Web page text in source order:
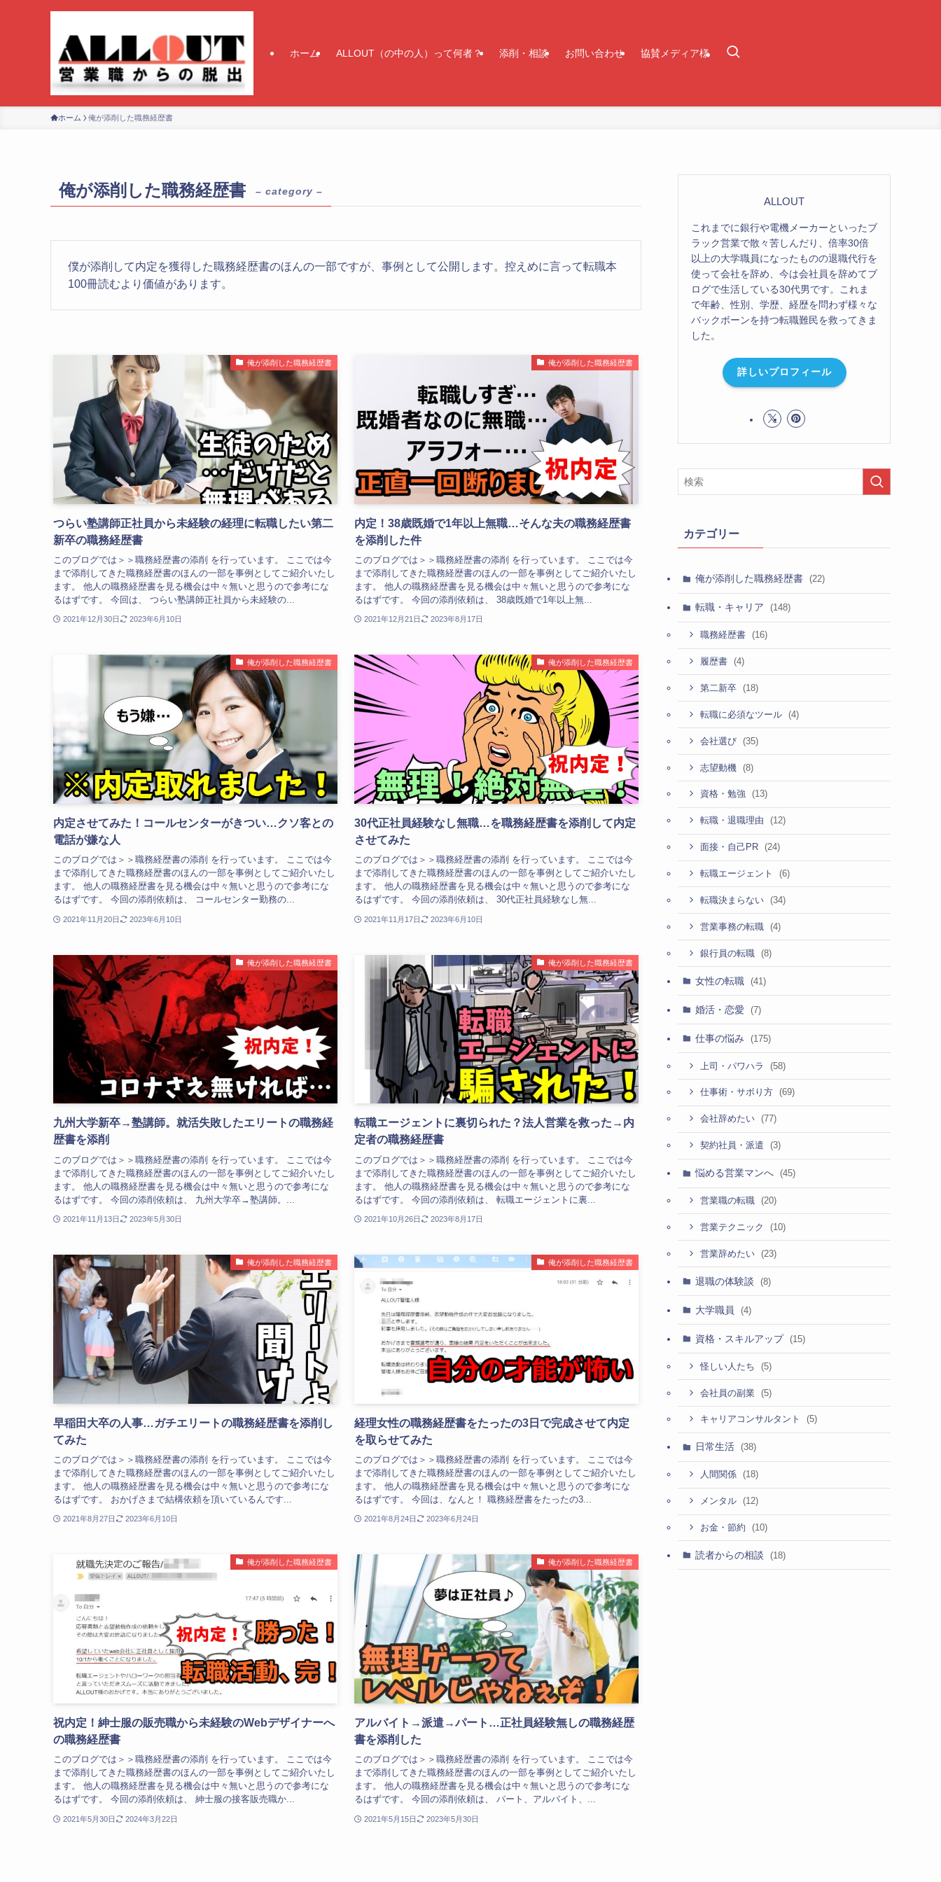
ホーム ALLOUT（の中の人）って何者？ 添削・相談 お問い合わせ 協賛メディア様
ホーム 俺が添削した職務経歴書
俺が添削した職務経歴書 – category –
僕が添削して内定を獲得した職務経歴書のほんの一部ですが、事例として公開します。控えめに言って転職本
100冊読むより価値があります。
俺が添削した職務経歴書
つらい塾講師正社員から未経験の経理に転職したい第二
新卒の職務経歴書
このブログでは＞＞職務経歴書の添削 を行っています。 ここでは今
まで添削してきた職務経歴書のほんの一部を事例としてご紹介いたし
ます。 他人の職務経歴書を見る機会は中々無いと思うので参考にな
るはずです。 今回は、 つらい塾講師正社員から未経験の...
2021年12月30日 2023年6月10日
俺が添削した職務経歴書
内定！38歳既婚で1年以上無職…そんな夫の職務経歴書
を添削した件
このブログでは＞＞職務経歴書の添削 を行っています。 ここでは今
まで添削してきた職務経歴書のほんの一部を事例としてご紹介いたし
ます。 他人の職務経歴書を見る機会は中々無いと思うので参考にな
るはずです。 今回の添削依頼は、 38歳既婚で1年以上無...
2021年12月21日 2023年8月17日
俺が添削した職務経歴書
内定させてみた！コールセンターがきつい…クソ客との
電話が嫌な人
このブログでは＞＞職務経歴書の添削 を行っています。 ここでは今
まで添削してきた職務経歴書のほんの一部を事例としてご紹介いたし
ます。 他人の職務経歴書を見る機会は中々無いと思うので参考にな
るはずです。 今回の添削依頼は、 コールセンター勤務の...
2021年11月20日 2023年6月10日
俺が添削した職務経歴書
30代正社員経験なし無職…を職務経歴書を添削して内定
させてみた
このブログでは＞＞職務経歴書の添削 を行っています。 ここでは今
まで添削してきた職務経歴書のほんの一部を事例としてご紹介いたし
ます。 他人の職務経歴書を見る機会は中々無いと思うので参考にな
るはずです。 今回の添削依頼は、 30代正社員経験なし無...
2021年11月17日 2023年6月10日
俺が添削した職務経歴書
九州大学新卒→塾講師。就活失敗したエリートの職務経
歴書を添削
このブログでは＞＞職務経歴書の添削 を行っています。 ここでは今
まで添削してきた職務経歴書のほんの一部を事例としてご紹介いたし
ます。 他人の職務経歴書を見る機会は中々無いと思うので参考にな
るはずです。 今回の添削依頼は、 九州大学卒→塾講師。...
2021年11月13日 2023年5月30日
俺が添削した職務経歴書
転職エージェントに裏切られた？法人営業を救った→内
定者の職務経歴書
このブログでは＞＞職務経歴書の添削 を行っています。 ここでは今
まで添削してきた職務経歴書のほんの一部を事例としてご紹介いたし
ます。 他人の職務経歴書を見る機会は中々無いと思うので参考にな
るはずです。 今回の添削依頼は、 転職エージェントに裏...
2021年10月26日 2023年8月17日
俺が添削した職務経歴書
早稲田大卒の人事…ガチエリートの職務経歴書を添削し
てみた
このブログでは＞＞職務経歴書の添削 を行っています。 ここでは今
まで添削してきた職務経歴書のほんの一部を事例としてご紹介いたし
ます。 他人の職務経歴書を見る機会は中々無いと思うので参考にな
るはずです。 おかげさまで結構依頼を頂いているんです...
2021年8月27日 2023年6月10日
俺が添削した職務経歴書
経理女性の職務経歴書をたったの3日で完成させて内定
を取らせてみた
このブログでは＞＞職務経歴書の添削 を行っています。 ここでは今
まで添削してきた職務経歴書のほんの一部を事例としてご紹介いたし
ます。 他人の職務経歴書を見る機会は中々無いと思うので参考にな
るはずです。 今回は、なんと！ 職務経歴書をたったの3...
2021年8月24日 2023年6月24日
俺が添削した職務経歴書
祝内定！紳士服の販売職から未経験のWebデザイナーへ
の職務経歴書
このブログでは＞＞職務経歴書の添削 を行っています。 ここでは今
まで添削してきた職務経歴書のほんの一部を事例としてご紹介いたし
ます。 他人の職務経歴書を見る機会は中々無いと思うので参考にな
るはずです。 今回の添削依頼は、 紳士服の接客販売職か...
2021年5月30日 2024年3月22日
俺が添削した職務経歴書
アルバイト→派遣→パート…正社員経験無しの職務経歴
書を添削した
このブログでは＞＞職務経歴書の添削 を行っています。 ここでは今
まで添削してきた職務経歴書のほんの一部を事例としてご紹介いたし
ます。 他人の職務経歴書を見る機会は中々無いと思うので参考にな
るはずです。 今回の添削依頼は、 パート、アルバイト、...
2021年5月15日 2023年5月30日
ALLOUT
これまでに銀行や電機メーカーといったブ
ラック営業で散々苦しんだり、倍率30倍
以上の大学職員になったものの退職代行を
使って会社を辞め、今は会社員を辞めてブ
ログで生活している30代男です。これま
で年齢、性別、学歴、経歴を問わず様々な
バックボーンを持つ転職難民を救ってきま
した。
詳しいプロフィール
カテゴリー
俺が添削した職務経歴書 (22)
転職・キャリア (148)
職務経歴書 (16)
履歴書 (4)
第二新卒 (18)
転職に必須なツール (4)
会社選び (35)
志望動機 (8)
資格・勉強 (13)
転職・退職理由 (12)
面接・自己PR (24)
転職エージェント (6)
転職決まらない (34)
営業事務の転職 (4)
銀行員の転職 (8)
女性の転職 (41)
婚活・恋愛 (7)
仕事の悩み (175)
上司・パワハラ (58)
仕事術・サボり方 (69)
会社辞めたい (77)
契約社員・派遣 (3)
悩める営業マンへ (45)
営業職の転職 (20)
営業テクニック (10)
営業辞めたい (23)
退職の体験談 (8)
大学職員 (4)
資格・スキルアップ (15)
怪しい人たち (5)
会社員の副業 (5)
キャリアコンサルタント (5)
日常生活 (38)
人間関係 (18)
メンタル (12)
お金・節約 (10)
読者からの相談 (18)